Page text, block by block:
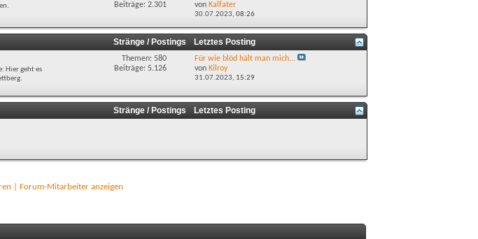
Beiträge: 2.301
von Kalfater
30.07.2023,08:26
Stränge / Postings Letztes Posting
Hier geht es
Themen: 580
Beiträge: 5.126
Für wie blöd hält man mich...
von Kilroy
31.07.2023, 15:29
Stränge / Postings Letztes Posting
Forum-Mitarbeiter anzeigen